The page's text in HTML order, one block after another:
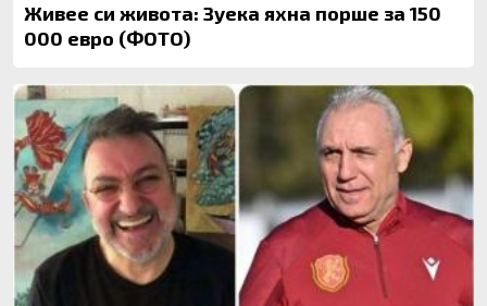
Живее си живота: Зуека яхна порше за 150
000 евро (ФОТО)